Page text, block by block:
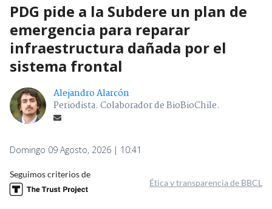
PDG pide a la Subdere un plan de
emergencia para reparar
infraestructura dañada por el
sistema frontal
Alejandro Alarcón
Periodista. Colaborador de BioBioChile.
Domingo 09 Agosto, 2026 | 10:41
Seguimos criterios de
Ética y transparencia de BBCL